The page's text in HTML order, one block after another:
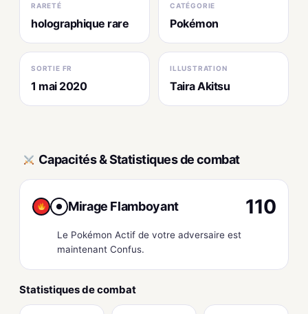
RARETÉ
holographique rare
CATÉGORIE
Pokémon
SORTIE FR
1 mai 2020
ILLUSTRATION
Taira Akitsu
Capacités & Statistiques de combat
● Mirage Flamboyant 110
Le Pokémon Actif de votre adversaire est
maintenant Confus.
Statistiques de combat